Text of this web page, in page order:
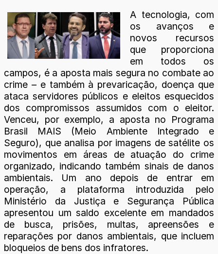
A tecnologia, com
os avanços e
novos recursos
que proporciona
em todos os
campos, é a aposta mais segura no combate ao
crime – e também à prevaricação, doença que
ataca servidores públicos e eleitos esquecidos
dos compromissos assumidos com o eleitor.
Venceu, por exemplo, a aposta no Programa
Brasil MAIS (Meio Ambiente Integrado e
Seguro), que analisa por imagens de satélite os
movimentos em áreas de atuação do crime
organizado, indicando também sinais de danos
ambientais. Um ano depois de entrar em
operação, a plataforma introduzida pelo
Ministério da Justiça e Segurança Pública
apresentou um saldo excelente em mandados
de busca, prisões, multas, apreensões e
reparações por danos ambientais, que incluem
bloqueios de bens dos infratores.